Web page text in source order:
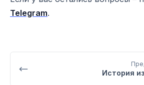
Telegram.
История